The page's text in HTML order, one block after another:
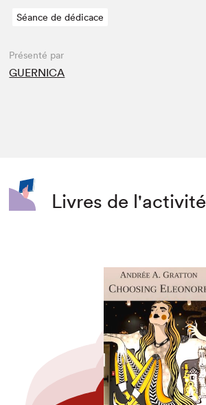
Séance de dédicace
Présenté par
GUERNICA
Livres de l'activité